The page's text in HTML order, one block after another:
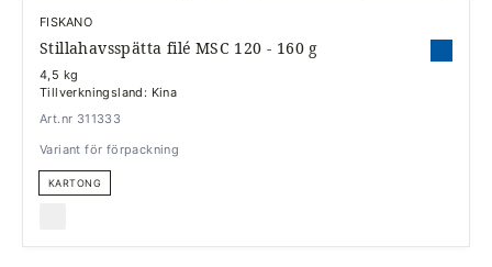
FISKANO
Stillahavsspätta filé MSC 120 - 160 g
4,5 kg
Tillverkningsland: Kina
Art.nr 311333
Variant för förpackning
KARTONG